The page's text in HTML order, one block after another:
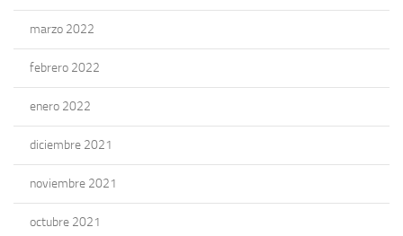
marzo 2022
febrero 2022
enero 2022
diciembre 2021
noviembre 2021
octubre 2021